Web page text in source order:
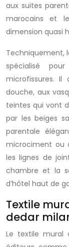
aux suites
marocains et
dimension quasi
Techniquement,
spécialisé
microfissures. Il
douche, aux
teintes qui vont
par les beiges
parentale
microciment ou
les lignes de
chambre et la
d’hôtel haut de
Textile
dedar
Le textile mural